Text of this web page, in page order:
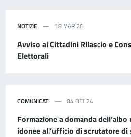
NOTIZIE 18 MAR 26
Avviso ai Cittadini Rilascio e
Elettorali
COMUNICATI 04 OTT 24
Formazione a domanda
idonee all’ufficio di scrutatore